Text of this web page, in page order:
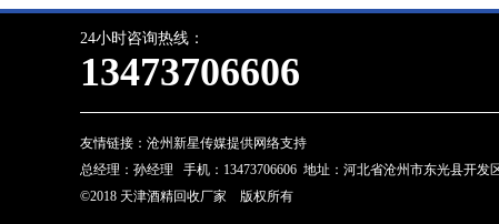
24小时咨询热线：
13473706606
友情链接： 沧州新星传媒提供网络支持
总经理：孙经理 手机：13473706606 地址：河北省沧州市东光县开发
©2018 天津酒精回收厂家 版权所有